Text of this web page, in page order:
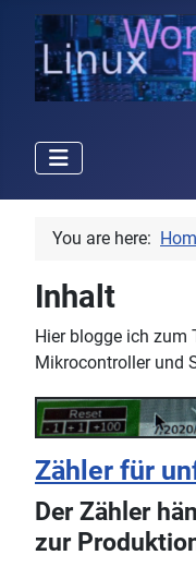
You are here:
Inhalt
Hier blogge ich zum
Mikrocontroller und
Zähler für
Der Zähler
zur